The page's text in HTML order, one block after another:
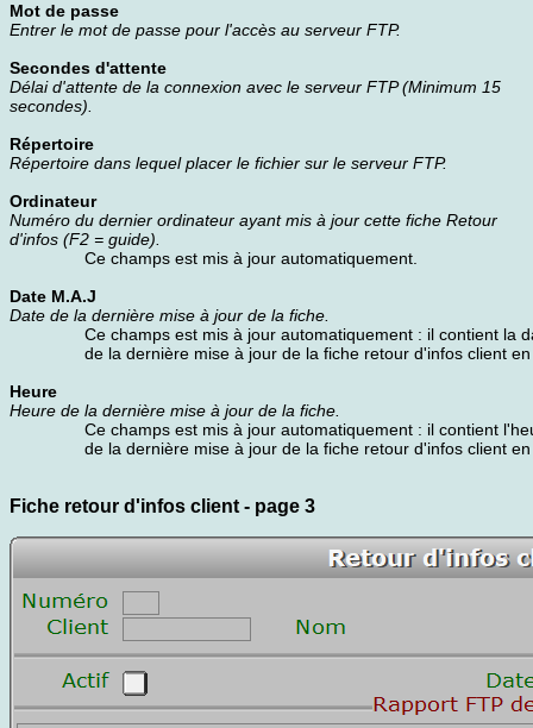
Mot de passe
Entrer le mot de passe pour l'accès au serveur FTP.
Secondes d'attente
Délai d'attente de la connexion avec le serveur FTP (Minimum 15
secondes).
Répertoire
Répertoire dans lequel placer le fichier sur le serveur FTP.
Ordinateur
Numéro du dernier ordinateur ayant mis à jour cette fiche Retour
d'infos (F2 = guide).
Ce champs est mis à jour automatiquement.
Date M.A.J
Date de la dernière mise à jour de la fiche.
Ce champs est mis à jour automatiquement : il contient la
de la dernière mise à jour de la fiche retour d'infos client
Heure
Heure de la dernière mise à jour de la fiche.
Ce champs est mis à jour automatiquement : il contient
de la dernière mise à jour de la fiche retour d'infos client
Fiche retour d'infos client - page 3